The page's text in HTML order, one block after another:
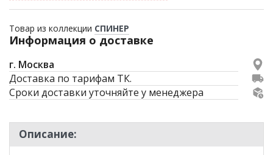
Товар из коллекции СПИНЕР
Информация о доставке
г. Москва
Доставка по тарифам ТК.
Сроки доставки уточняйте у менеджера
Описание: